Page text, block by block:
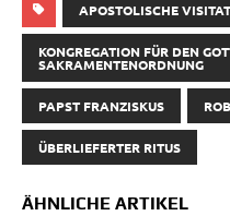
APOSTOLISCHE
KONGREGATION FÜR DEN
SAKRAMENTENORDNUNG
PAPST FRANZISKUS
ÜBERLIEFERTER RITUS
ÄHNLICHE ARTIKEL